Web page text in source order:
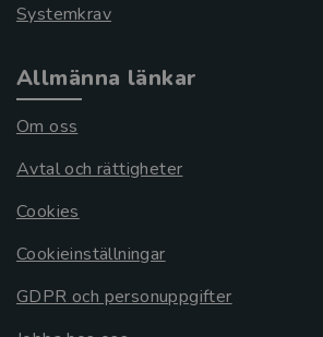
Systemkrav
Allmänna länkar
Om oss
Avtal och rättigheter
Cookies
Cookieinställningar
GDPR och personuppgifter